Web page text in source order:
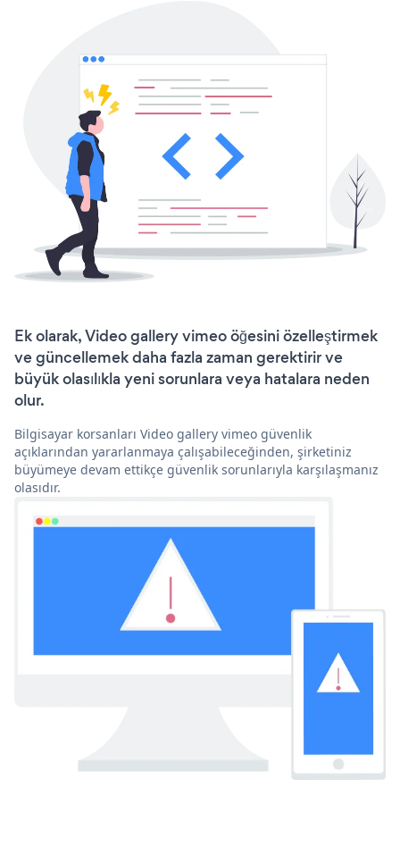
Ek olarak, Video gallery vimeo öğesini özelleştirmek
ve güncellemek daha fazla zaman gerektirir ve
büyük olasılıkla yeni sorunlara veya hatalara neden
olur.
Bilgisayar korsanları Video gallery vimeo güvenlik
açıklarından yararlanmaya çalışabileceğinden, şirketiniz
büyümeye devam ettikçe güvenlik sorunlarıyla karşılaşmanız
olasıdır.